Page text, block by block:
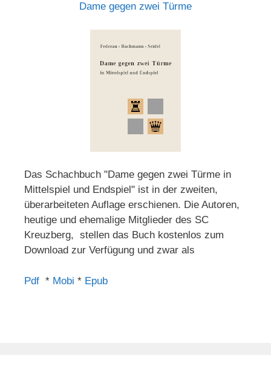
Dame gegen zwei Türme
Das Schachbuch "Dame gegen zwei Türme in
Mittelspiel und Endspiel" ist in der zweiten,
überarbeiteten Auflage erschienen. Die Autoren,
heutige und ehemalige Mitglieder des SC
Kreuzberg, stellen das Buch kostenlos zum
Download zur Verfügung und zwar als
Pdf * Mobi * Epub